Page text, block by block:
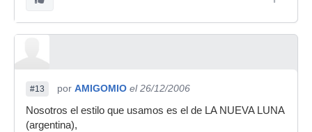
#13 por AMIGOMIO el 26/12/2006
Nosotros el estilo que usamos es el de LA NUEVA LUNA
(argentina),